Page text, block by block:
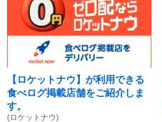
【ロケットナウ】が利用できる
食べログ掲載店舗をご紹介しま
す。
(ロケットナウ)